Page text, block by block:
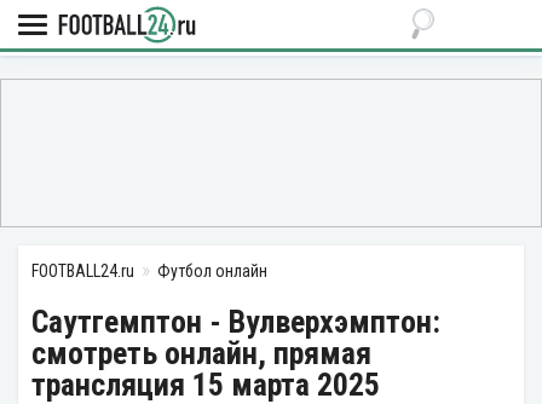
FOOTBALL24.ru Футбол онлайн
Саутгемптон - Вулверхэмптон:
смотреть онлайн, прямая
трансляция 15 марта 2025